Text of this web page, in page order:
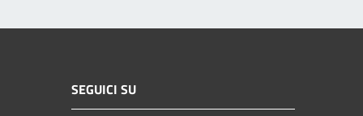
SEGUICI SU